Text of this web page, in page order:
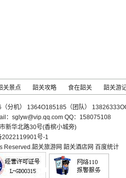
关景点 韶关攻略 食在韶关 韶关游
分机） 1364O185185（团队）
：sglyw@vip.qq.com QQ：158075108
新华北路30号(香槟小城旁)
2022119901号-1
韶关旅游网 韶关酒店网 百度统计